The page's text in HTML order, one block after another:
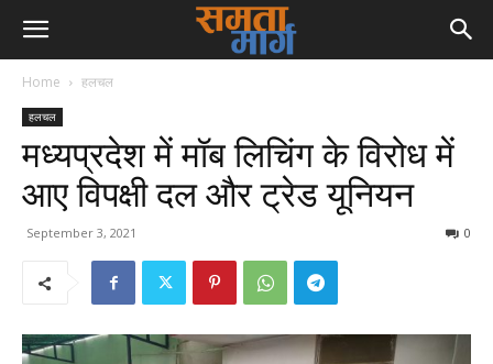
Home हलचल
हलचल
मध्यप्रदेश में मॉब लिचिंग के विरोध में
आए विपक्षी दल और ट्रेड यूनियन
September 3, 2021 0